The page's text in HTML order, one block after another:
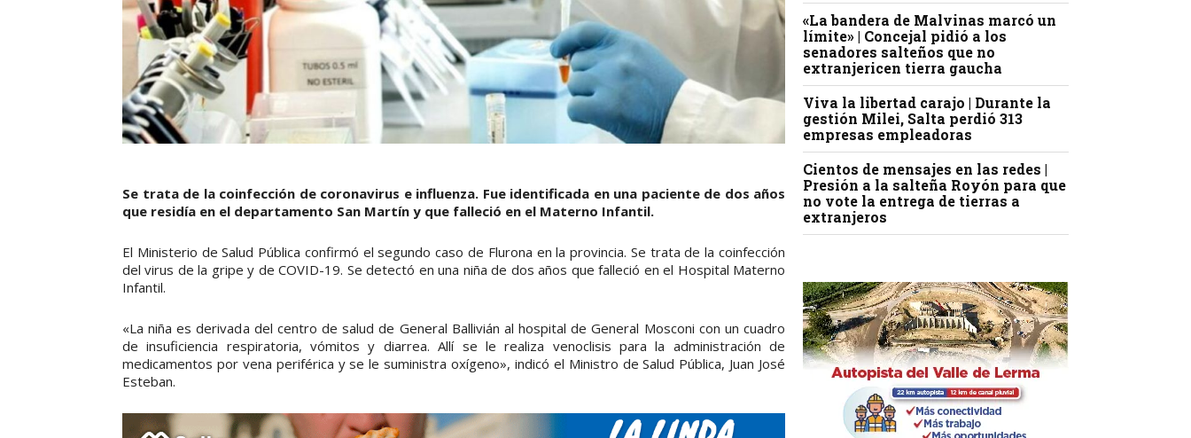
Se trata de la coinfección de coronavirus e influenza. Fue identificada en una paciente de dos años
que residía en el departamento San Martín y que falleció en el Materno Infantil.
El Ministerio de Salud Pública confirmó el segundo caso de Flurona en la provincia. Se trata de la coinfección
del virus de la gripe y de COVID-19. Se detectó en una niña de dos años que falleció en el Hospital Materno
Infantil.
«La niña es derivada del centro de salud de General Ballivián al hospital de General Mosconi con un cuadro
de insuficiencia respiratoria, vómitos y diarrea. Allí se le realiza venoclisis para la administración de
medicamentos por vena periférica y se le suministra oxígeno», indicó el Ministro de Salud Pública, Juan José
Esteban.
«La bandera de Malvinas marcó un
límite» | Concejal pidió a los
senadores salteños que no
extranjericen tierra gaucha
Viva la libertad carajo | Durante la
gestión Milei, Salta perdió 313
empresas empleadoras
Cientos de mensajes en las redes |
Presión a la salteña Royón para que
no vote la entrega de tierras a
extranjeros